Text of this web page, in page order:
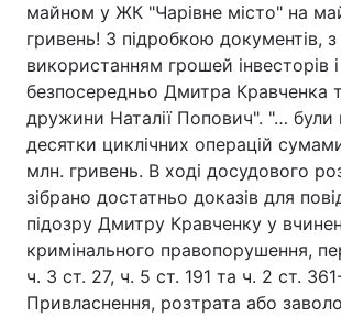
майном у ЖК "Чарівне місто" на
гривень! З підробкою документів, з
використанням грошей інвесторів
безпосередньо Дмитра Кравченка
дружини Наталії Попович". "… були
десятки циклічних операцій
млн. гривень. В ході досудового
зібрано достатньо доказів для
підозру Дмитру Кравченку у
кримінального правопорушення,
ч. 3 ст. 27, ч. 5 ст. 191 та ч. 2 ст.
Привласнення, розтрата або